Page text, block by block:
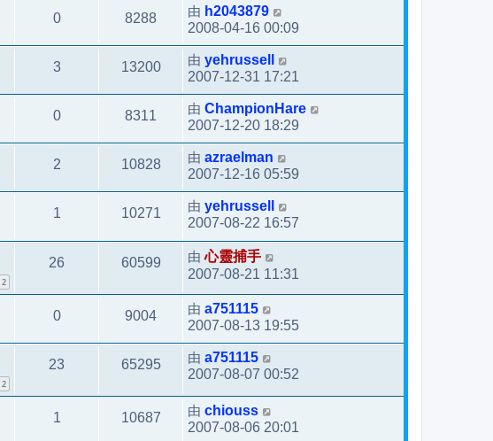
0 8288 由 h2043879
2008-04-16 00:09
3 13200 由 yehrussell
2007-12-31 17:21
0 8311 由 ChampionHare
2007-12-20 18:29
2 10828 由 azraelman
2007-12-16 05:59
1 10271 由 yehrussell
2007-08-22 16:57
2
26 60599 由心靈捕手
2007-08-21 11:31
0 9004 由 a751115
2007-08-13 19:55
2
23 65295 由 a751115
2007-08-07 00:52
1 10687 由 chiouss
2007-08-06 20:01